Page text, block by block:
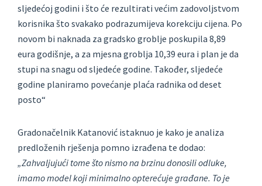
sljedećoj godini i što će rezultirati većim zadovoljstvom
korisnika što svakako podrazumijeva korekciju cijena. Po
novom bi naknada za gradsko groblje poskupila 8,89
eura godišnje, a za mjesna groblja 10,39 eura i plan je da
stupi na snagu od sljedeće godine. Također, sljedeće
godine planiramo povećanje plaća radnika od deset
posto“
Gradonačelnik Katanović istaknuo je kako je analiza
predloženih rješenja pomno izrađena te dodao:
„Zahvaljujući tome što nismo na brzinu donosili odluke,
imamo model koji minimalno opterećuje građane. To je